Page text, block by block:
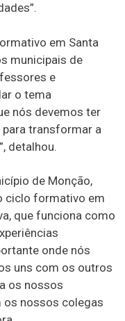
em Santa
municipais de
e
o tema
nós devemos ter
transformar a
detalhou.
de Monção,
ciclo formativo em
que funciona como
onde nós
uns com os outros
os nossos
os nossos colegas